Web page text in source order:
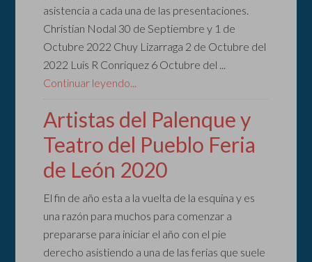
asistencia a cada una de las presentaciones.
Christian Nodal 30 de Septiembre y 1 de
Octubre 2022 Chuy Lizarraga 2 de Octubre del
2022 Luis R Conriquez 6 Octubre del ...
Continuar leyendo...
Artistas del Palenque y
Teatro del Pueblo Feria
de León 2020
El fin de año esta a la vuelta de la esquina y es
una razón para muchos para comenzar a
prepararse para iniciar el año con el pie
derecho asistiendo a una de las ferias que suele